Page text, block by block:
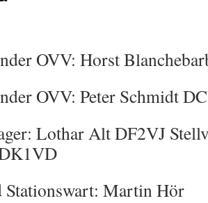
OVV: Horst
OVV: Peter Schmidt
Lothar Alt DF2VJ
Stationswart: Martin Hör